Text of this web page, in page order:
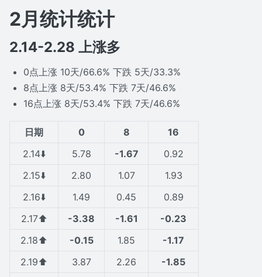
2月统计统计
2.14-2.28 上涨多
0点上涨 10天/66.6% 下跌 5天/33.3%
8点上涨 8天/53.4% 下跌 7天/46.6%
16点上涨 8天/53.4% 下跌 7天/46.6%
日期 0 8
16
2.14⬇️
5.78 -1.67
0.92
2.15⬇️
2.80 1.07
1.93
2.16⬇️
1.49 0.45
0.89
2.17⬆️
-3.38 -1.61
-0.23
2.18⬆️
-0.15 1.85
-1.17
2.19⬆️
3.87 2.26
-1.85